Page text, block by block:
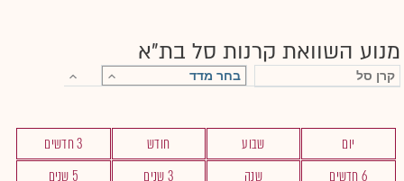
מנוע השוואת קרנות סל בת"א
יום שבוע חודש
3 חדשים
6 חדשים
שנה 3 שנים
5 שנים